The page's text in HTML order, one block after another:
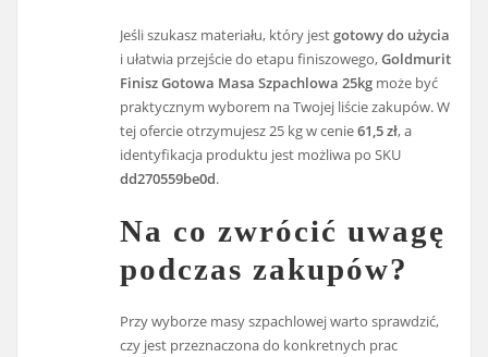
Jeśli szukasz materiału, który jestgotowy do użycia
i ułatwia przejście do etapu finiszowego,Goldmurit
Finisz Gotowa Masa Szpachlowa 25kg może być
praktycznym wyborem na Twojej liście zakupów. W
tej ofercie otrzymujesz 25 kg w cenie61,5 zł, a
identyfikacja produktu jest możliwa po SKU
dd270559be0d.
Na co zwrócić uwagę
podczas zakupów?
Przy wyborze masy szpachlowej warto sprawdzić,
czy jest przeznaczona do konkretnych prac